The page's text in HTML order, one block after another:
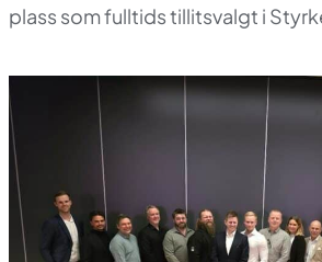
plass som fulltids tillitsvalgt i